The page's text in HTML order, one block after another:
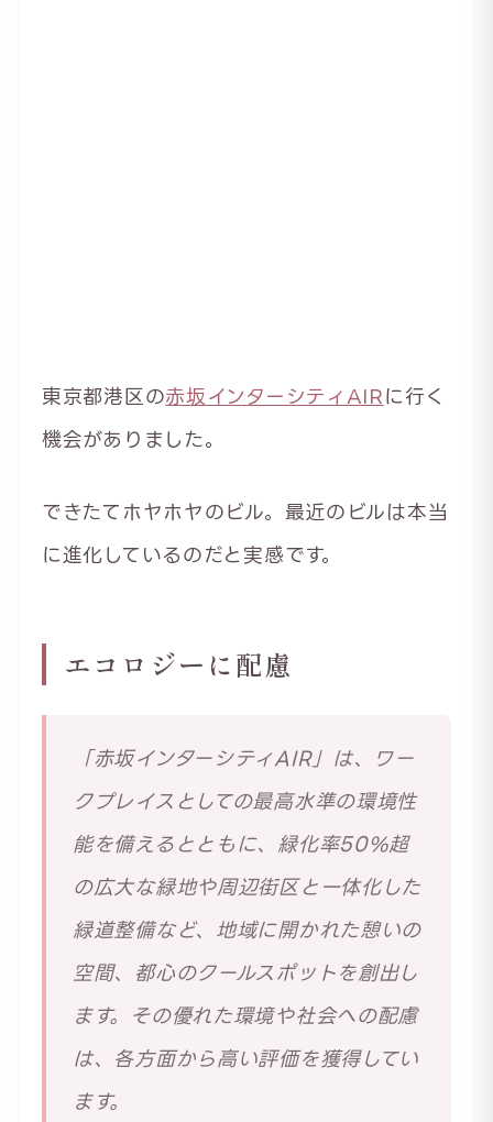
東京都港区の赤坂インターシティAIR に行く
機会がありました。
できたてホヤホヤのビル。最近のビルは本当
に進化しているのだと実感です。
エコロジーに配慮
「赤坂インターシティAIR」は、ワー
クプレイスとしての最高水準の環境性
能を備えるとともに、緑化率50%超
の広大な緑地や周辺街区と一体化した
緑道整備など、地域に開かれた憩いの
空間、都心のクールスポットを創出し
ます。その優れた環境や社会への配慮
は、各方面から高い評価を獲得してい
ます。